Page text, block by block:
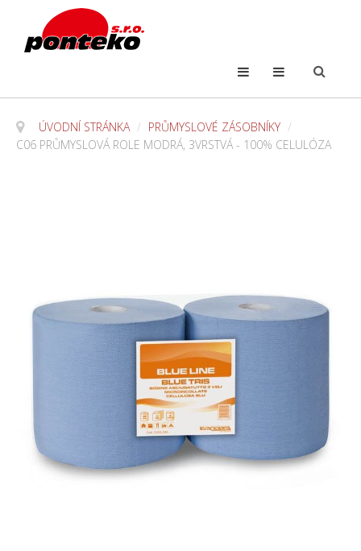
ÚVODNÍ STRÁNKA / PRŮMYSLOVÉ ZÁSOBNÍKY /
C06 PRŮMYSLOVÁ ROLE MODRÁ, 3VRSTVÁ - 100% CELULÓZA